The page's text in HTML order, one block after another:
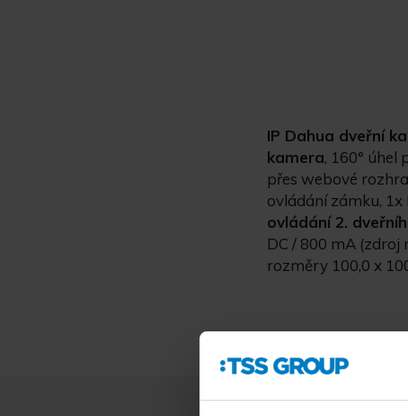
IP Dahua dveřní
kamera, 160° úhel
přes webové
ovládání zámku,
ovládání 2.
DC / 800 mA (zdroj
rozměry 100,0 x